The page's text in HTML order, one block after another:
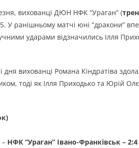
вихованці ДЮН НФК “Ураган” (
У ранішньому матчі юні “дракони”
ударами відзначились Ілля
дня вихованці Романа Кіндратіва
тоді як Ілля Приходько та Юрій
– НФК “Ураган” Івано-Франківськ – 2:4